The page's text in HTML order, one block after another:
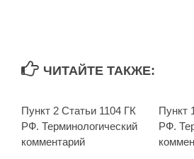
ЧИТАЙТЕ ТАКЖЕ:
Пункт 2 Статьи 1104 ГК
РФ. Терминологический
комментарий
Пункт
РФ.